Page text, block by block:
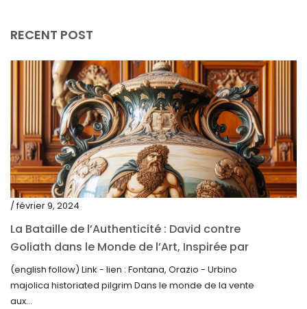
octobre 2023
septembre 2023
août 2023
juillet 2023
juin 2023
mai 2023
avril 2023
mars 2023
février 2023
janvier 2023
RECENT POST
/ février 9, 2024
La Bataille de l’Authenticité : David contre
Goliath dans le Monde de l’Art, Inspirée par
la Découverte de la Gourde en Majolique
d’Urbino
(english follow) Link - lien : Fontana, Orazio - Urbino
majolica historiated pilgrim Dans le monde de la vente
aux...